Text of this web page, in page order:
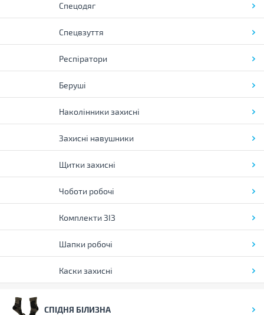
Спецодяг
Спецвзуття
Респіратори
Беруші
Наколінники захисні
Захисні навушники
Щитки захисні
Чоботи робочі
Комплекти ЗІЗ
Шапки робочі
Каски захисні
СПІДНЯ БІЛИЗНА